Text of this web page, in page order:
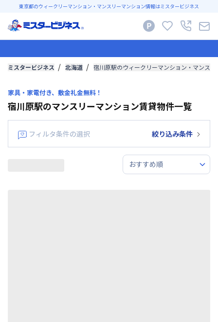
東京都のウィークリーマンション・マンスリーマンション情報はミスタービジネス
ミスタービジネス 北海道 宿川原駅のウィークリーマンション・マンス
家具・家電付き、敷金礼金無料！
宿川原駅のマンスリーマンション賃貸物件一覧
フィルタ条件の選択 絞り込み条件